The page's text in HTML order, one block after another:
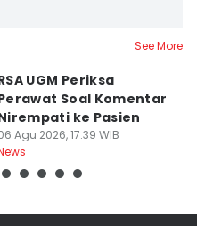
See More
UGM Periksa
Soal Komentar
ke Pasien
Agu 2026, 17:39 WIB